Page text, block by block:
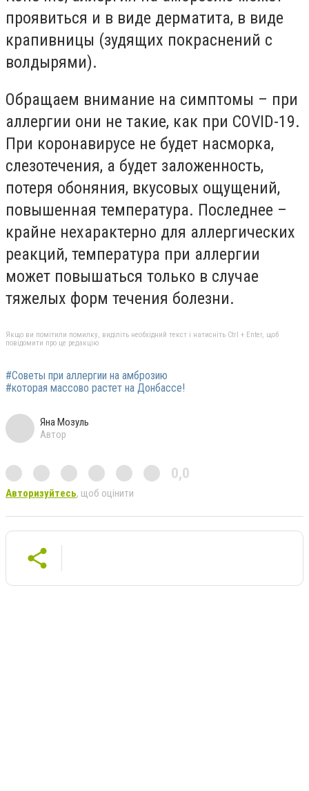
проявиться и в виде дерматита, в виде
крапивницы (зудящих покраснений с
волдырями).
Обращаем внимание на симптомы – при
аллергии они не такие, как при СOVID-19.
При коронавирусе не будет насморка,
слезотечения, а будет заложенность,
потеря обоняния, вкусовых ощущений,
повышенная температура. Последнее –
крайне нехарактерно для аллергических
реакций, температура при аллергии
может повышаться только в случае
тяжелых форм течения болезни.
Якщо ви помітили помилку, виділіть необхідний текст і натисніть Ctrl + Enter, щоб
повідомити про це редакцію
#Советы при аллергии на амброзию
#которая массово растет на Донбассе!
Яна Мозуль
Автор
0,0
Авторизуйтесь, щоб оцінити